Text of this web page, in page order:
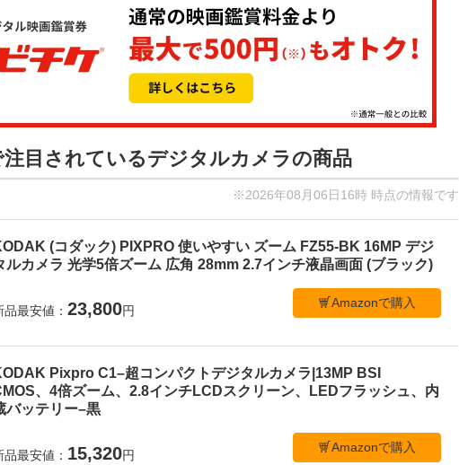
目されているデジタルカメラの商品
※2026年08月06日16時 時点の情報です
(コダック) PIXPRO 使いやすい ズーム FZ55-BK 16MP デジ
ルカメラ 光学5倍ズーム 広角 28mm 2.7インチ液晶画面 (ブラック)
品最安値： 23,800円
Amazonで購入
Pixpro C1–超コンパクトデジタルカメラ|13MP BSI
、4倍ズーム、2.8インチLCDスクリーン、LEDフラッシュ、内
バッテリー–黒
品最安値： 15,320円
Amazonで購入